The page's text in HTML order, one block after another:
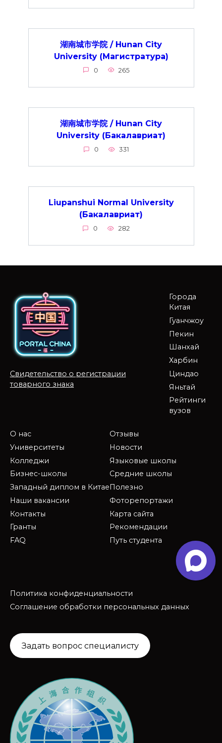
湖南城市学院 / Hunan City
University (Магистратура)
0 265
湖南城市学院 / Hunan City
University (Бакалавриат)
0 331
Liupanshui Normal University
(Бакалавриат)
0 282
Свидетельство о регистрации
товарного знака
Города
Китая
Гуанчжоу
Пекин
Шанхай
Харбин
Циндао
Яньтай
Рейтинги
вузов
О нас
Университеты
Колледжи
Бизнес-школы
Западный диплом в Китае
Наши вакансии
Контакты
Гранты
FAQ
Отзывы
Новости
Языковые школы
Средние школы
Полезно
Фоторепортажи
Карта сайта
Рекомендации
Путь студента
Политика конфиденциальности
Соглашение обработки персональных данных
Задать вопрос специалисту